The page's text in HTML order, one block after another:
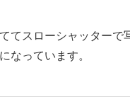
てスローシャッターで
なっています。